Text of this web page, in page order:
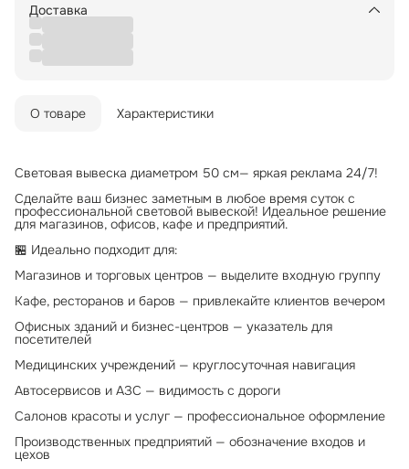
Доставка
О товаре Характеристики
Световая вывеска диаметром 50 см— яркая реклама 24/7!
Сделайте ваш бизнес заметным в любое время суток с
профессиональной световой вывеской! Идеальное решение
для магазинов, офисов, кафе и предприятий.
🏪 Идеально подходит для:
Магазинов и торговых центров — выделите входную группу
Кафе, ресторанов и баров — привлекайте клиентов вечером
Офисных зданий и бизнес-центров — указатель для
посетителей
Медицинских учреждений — круглосуточная навигация
Автосервисов и АЗС — видимость с дороги
Салонов красоты и услуг — профессиональное оформление
Производственных предприятий — обозначение входов и
цехов